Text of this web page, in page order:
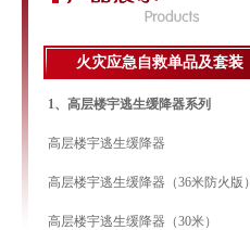
火灾应急自救单品及套装
1、高层楼宇逃生缓降器系列
高层楼宇逃生缓降器
高层楼宇逃生缓降器（36米防火版）
高层楼宇逃生缓降器（30米）